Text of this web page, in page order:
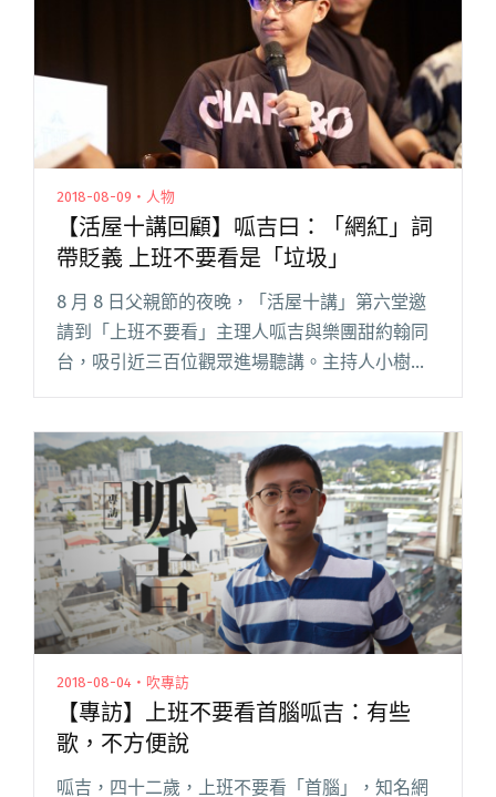
2018-08-09・人物
【活屋十講回顧】呱吉曰：「網紅」詞
帶貶義 上班不要看是「垃圾」
8 月 8 日父親節的夜晚，「活屋十講」第六堂邀
請到「上班不要看」主理人呱吉與樂團甜約翰同
台，吸引近三百位觀眾進場聽講。主持人小樹在
現電視上很高的明星，本閱讀全文 "【活屋十講
回顧】呱吉曰：「網紅」詞帶貶義 上班不要看是
「垃圾」"
2018-08-04・吹專訪
【專訪】上班不要看首腦呱吉：有些
歌，不方便說
呱吉，四十二歲，上班不要看「首腦」，知名網